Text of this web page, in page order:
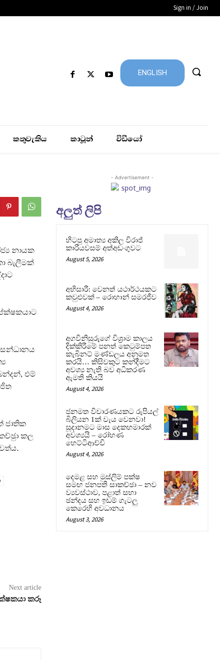
Sign in / Join
ENGLISH
කතුවැකිය කාටූන් විඩීයෝ
නායක
බැලීමක්
සන්ධානය
එම්
ජාතික
කල
Next article
කරූ
- Advertisement -
අලුත් ලිපි
හිටපු අමාත්‍ය අකිල විරාජ්
කාරියවසම් අත්අඩංගුවට
August 5, 2026
අභිසාරී: වෙනත් යථාර්ථයකට
කවුළුවක් – රොහාන් සමරජීව
August 4, 2026
අගවිනිසුරුගේ විශ්‍රාම කාලය
දික්කිරීමේ පනත් කෙටුම්පත
කැබිනට් මණ්ඩලය අනුමත
කරයි… කිසිවකුට කන්දීමට
අවශ්‍ය නැති බව අධිකරණ
ඇමති කියයි
August 4, 2026
ජනමත විචාරණයකට රුපියල්
බිලියන 1ක් වැය වෙනවා!
සූදානමට මාස දෙකහමාරක්
අවශ්‍යයි – රෝහණ
හෙට්ටිආච්චි
August 4, 2026
දෙමළ සහ මුස්ලිම් පක්ෂ
සමඟ ජනපති සාකච්ඡා – නව
ව්‍යවස්ථාව, පළාත් සභා
ඡන්දය සහ ඉඩම් ගැටලු
කෙරෙහි අවධානය
August 3, 2026